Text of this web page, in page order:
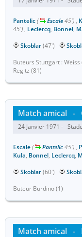
Pantelic( Escale45') ,
45') , Leclercq, Bonnel,
Skoblar(47')
Buteurs Stuttgart :
Regitz (81)
Match amical -
24 Janvier 1971 -
Escale( Pantelic45') ,
Kula, Bonnel, Leclercq,
Skoblar(60')
Buteur Burdino (1)
Match amical -